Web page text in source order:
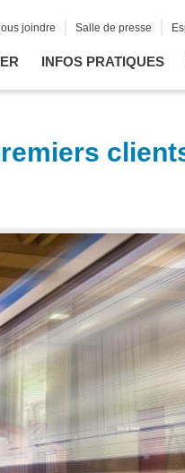
INFOS PRATIQUES
joindre Salle de presse